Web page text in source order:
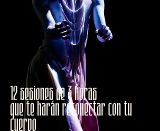
12 sesiones de 3 horas
que te harán reconectar con tu
cuerpo